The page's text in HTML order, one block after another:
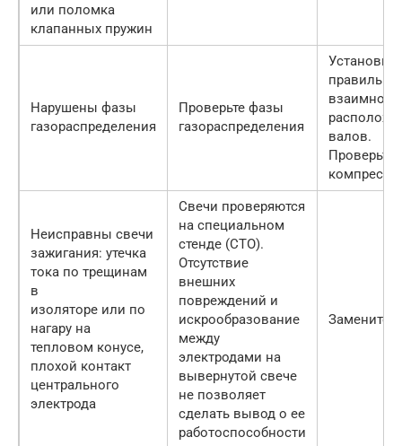
или поломка
клапанных пружин
Нарушены фазы
газораспределения
Проверьте фазы
газораспределения
Установите
взаимное
валов.
Проверьте
Неисправны свечи
зажигания: утечка
тока по трещинам
в
изоляторе или по
нагару на
тепловом конусе,
плохой контакт
центрального
электрода
Свечи проверяются
на специальном
стенде (СТО).
Отсутствие
внешних
повреждений и
искрообразование
между
электродами на
вывернутой свече
не позволяет
сделать вывод о ее
работоспособности
Замените